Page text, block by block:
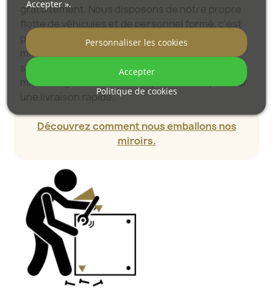
gratuitement. Nous disposons de notre propre
flotte de véhicules et de personnel formé, c’est
pourquoi nous pouvons vous garantir que le
miroir arrivera en parfait état, sans frais
supplémentaires. Même si vous commandez un
miroir de grande taille, vous pouvez compter sur
une livraison rapide.
Découvrez comment nous emballons nos
miroirs.
Accepter ».
Politique de cookies
Personnaliser les cookies
Accepter